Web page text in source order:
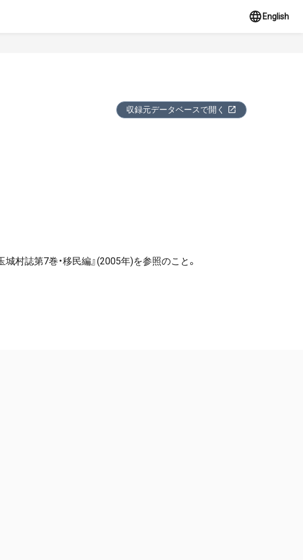
English
収録元データベースで開く
村誌第7巻・移民編』(2005年)を参照のこと。